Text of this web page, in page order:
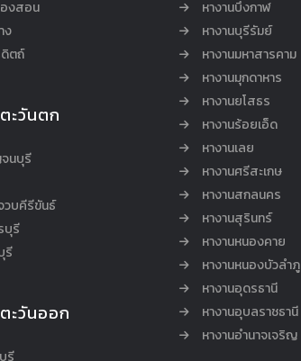
งสอน
ง
ตถ์
ะวันตก
นบุรี
วบคีรีขันธ์
บุรี
รี
ะวันออก
รี
หางานบึงกาฬ
หางานบุรีรัมย์
หางานมหาสารคาม
หางานมุกดาหาร
หางานยโสธร
หางานร้อยเอ็ด
หางานเลย
หางานศรีสะเกษ
หางานสกลนคร
หางานสุรินทร์
หางานหนองคาย
หางานหนองบัวลำภู
หางานอุดรธานี
หางานอุบลราชธานี
หางานอำนาจเจริญ